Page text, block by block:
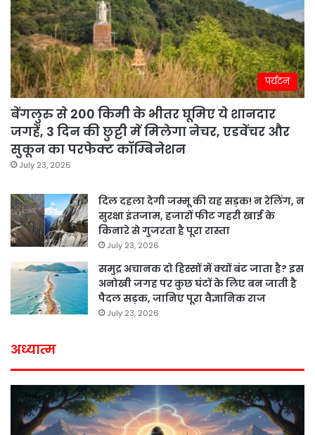
पर्यटन
बेंगलुरु से 200 किमी के भीतर घूमिए ये शानदार
जगहें, 3 दिन की छुट्टी में मिलेगा नेचर, एडवेंचर और
सुकून का परफेक्ट कॉम्बिनेशन
July 23, 2026
दिल दहला देगी जम्मू की यह सड़क! न रेलिंग, न
सुरक्षा इंतजाम, हजारों फीट गहरी खाई के
किनारे से गुजरता है पूरा रास्ता
July 23, 2026
समुद्र अचानक दो हिस्सों में क्यों बंट जाता है? इस
अनोखी जगह पर कुछ घंटों के लिए बन जाती है
पैदल सड़क, जानिए पूरा वैज्ञानिक राज
July 23, 2026
अध्यात्म